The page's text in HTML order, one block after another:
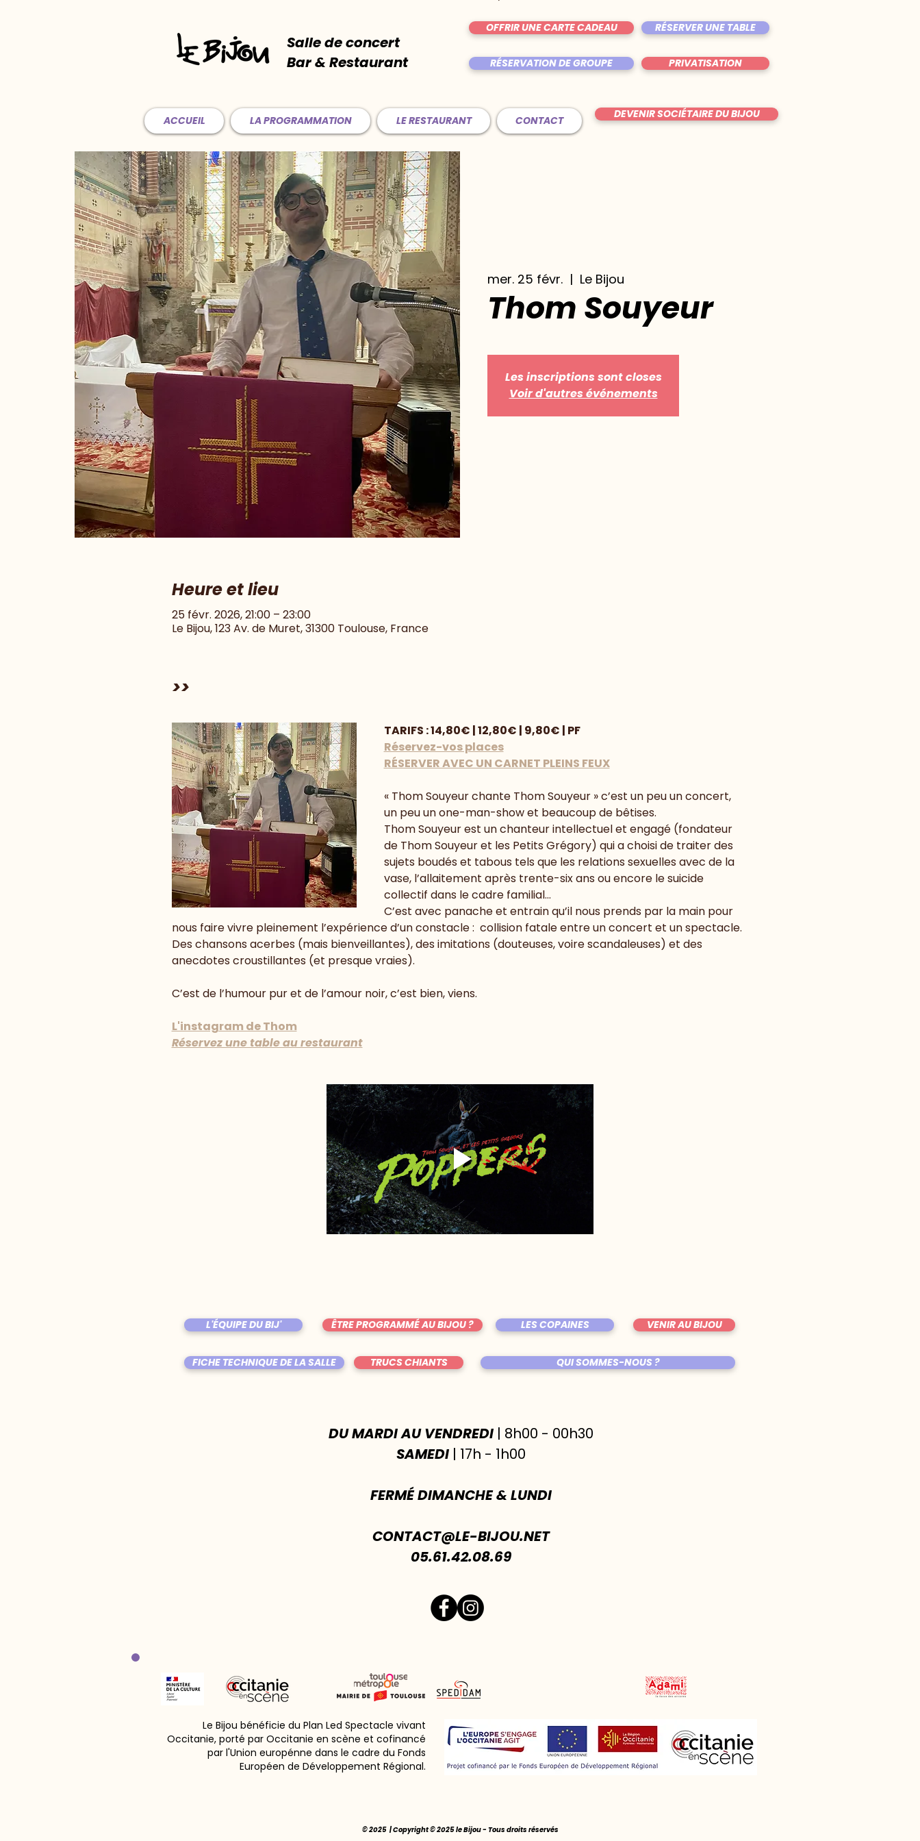
Salle de concert
Bar & Restaurant
OFFRIR UNE CARTE CADEAU RÉSERVER UNE TABLE
RÉSERVATION DE GROUPE PRIVATISATION
ACCUEIL LA PROGRAMMATION LE RESTAURANT CONTACT DEVENIR SOCIÉTAIRE DU BIJOU
mer. 25 févr.
  |
Le Bijou
Thom Souyeur
Les inscriptions sont closes
Voir d'autres événements
Heure et lieu
25 févr. 2026, 21:00 – 23:00
Le Bijou, 123 Av. de Muret, 31300 Toulouse, France
>>
TARIFS : 14,80€ | 12,80€ | 9,80€ | PF
Réservez-vos places
RÉSERVER AVEC UN CARNET PLEINS FEUX
« Thom Souyeur chante Thom Souyeur » c’est un peu un concert,
un peu un one-man-show et beaucoup de bêtises.
Thom Souyeur est un chanteur intellectuel et engagé (fondateur
de Thom Souyeur et les Petits Grégory) qui a choisi de traiter des
sujets boudés et tabous tels que les relations sexuelles avec de la
vase, l’allaitement après trente-six ans ou encore le suicide
collectif dans le cadre familial…
C’est avec panache et entrain qu’il nous prends par la main pour
nous faire vivre pleinement l’expérience d’un constacle :  collision fatale entre un concert et un spectacle.
Des chansons acerbes (mais bienveillantes), des imitations (douteuses, voire scandaleuses) et des
anecdotes croustillantes (et presque vraies).
C’est de l’humour pur et de l’amour noir, c’est bien, viens.
L'instagram de Thom
Réservez une table au restaurant
L'ÉQUIPE DU BIJ' ÊTRE PROGRAMMÉ AU BIJOU ? LES COPAINES VENIR AU BIJOU
FICHE TECHNIQUE DE LA SALLE TRUCS CHIANTS QUI SOMMES-NOUS ?
DU MARDI AU VENDREDI| 8h00 - 00h30
SAMEDI| 17h - 1h00
FERMÉ DIMANCHE & LUNDI
CONTACT@LE-BIJOU.NET
05.61.42.08.69
Le Bijou bénéficie du Plan Led Spectacle vivant
Occitanie, porté par Occitanie en scène et cofinancé
par l'Union europénne dans le cadre du Fonds
Européen de Développement Régional.
© 2025 | Copyright © 2025 le Bijou - Tous droits réservés